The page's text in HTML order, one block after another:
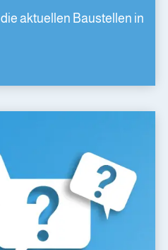
aktuellen Baustellen in